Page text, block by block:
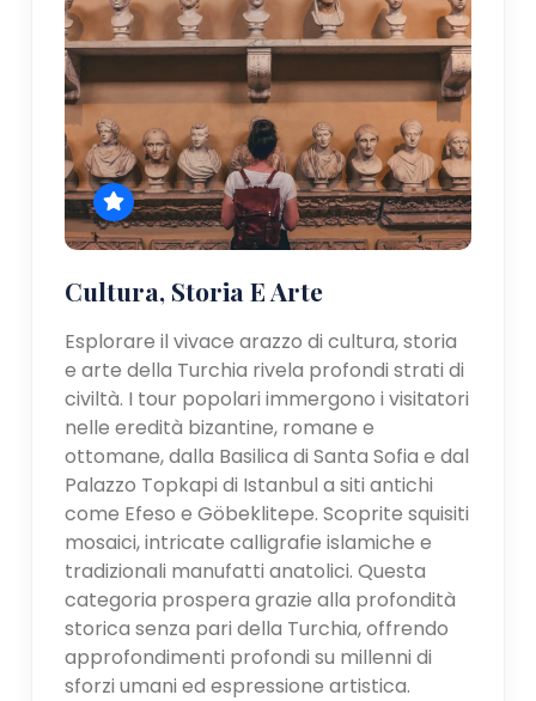
Cultura, Storia E Arte
Esplorare il vivace arazzo di cultura, storia
e arte della Turchia rivela profondi strati di
civiltà. I tour popolari immergono i visitatori
nelle eredità bizantine, romane e
ottomane, dalla Basilica di Santa Sofia e dal
Palazzo Topkapi di Istanbul a siti antichi
come Efeso e Göbeklitepe. Scoprite squisiti
mosaici, intricate calligrafie islamiche e
tradizionali manufatti anatolici. Questa
categoria prospera grazie alla profondità
storica senza pari della Turchia, offrendo
approfondimenti profondi su millenni di
sforzi umani ed espressione artistica.